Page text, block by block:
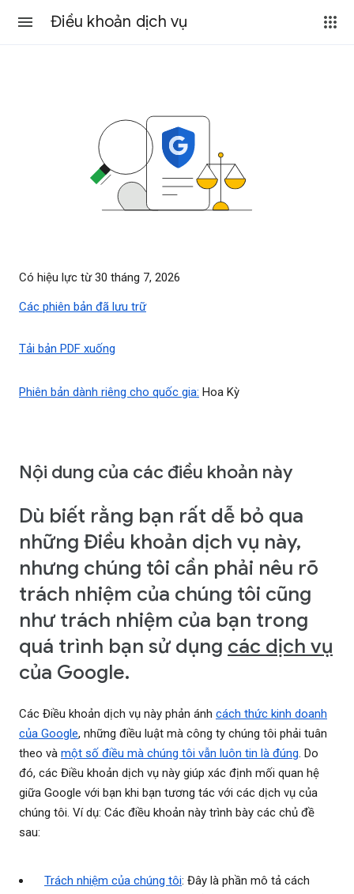
Điều khoản dịch vụ
Có hiệu lực từ 30 tháng 7, 2026
Các phiên bản đã lưu trữ
Tải bản PDF xuống
Phiên bản dành riêng cho quốc gia: Hoa Kỳ
Nội dung của các điều khoản này
Dù biết rằng bạn rất dễ bỏ qua
những Điều khoản dịch vụ này,
nhưng chúng tôi cần phải nêu rõ
trách nhiệm của chúng tôi cũng
như trách nhiệm của bạn trong
quá trình bạn sử dụng các dịch vụ
của Google.
Các Điều khoản dịch vụ này phản ánh cách thức kinh doanh
của Google, những điều luật mà công ty chúng tôi phải tuân
theo và một số điều mà chúng tôi vẫn luôn tin là đúng. Do
đó, các Điều khoản dịch vụ này giúp xác định mối quan hệ
giữa Google với bạn khi bạn tương tác với các dịch vụ của
chúng tôi. Ví dụ: Các điều khoản này trình bày các chủ đề
sau:
Trách nhiệm của chúng tôi: Đây là phần mô tả cách